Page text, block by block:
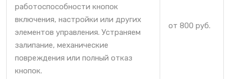
работоспособности кнопок
включения, настройки или других
элементов управления. Устраняем
залипание, механические
повреждения или полный отказ
кнопок.
от 800 руб.